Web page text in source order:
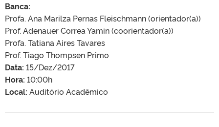
Banca:
Profa. Ana Marilza Pernas Fleischmann (orientador(a))
Prof. Adenauer Correa Yamin (coorientador(a))
Profa. Tatiana Aires Tavares
Prof. Tiago Thompsen Primo
Data: 15/Dez/2017
Hora: 10:00h
Local: Auditório Acadêmico